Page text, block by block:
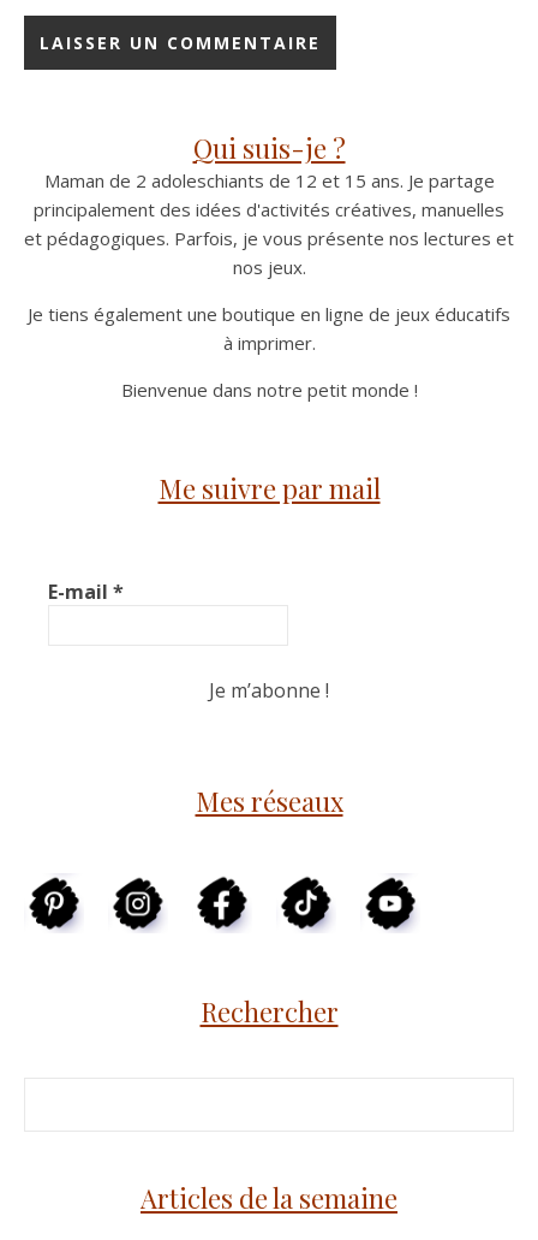
Qui suis-je ?
Maman de 2 adoleschiants de 12 et 15 ans. Je partage
principalement des idées d'activités créatives, manuelles
et pédagogiques. Parfois, je vous présente nos lectures et
nos jeux.
Je tiens également une boutique en ligne de jeux éducatifs
à imprimer.
Bienvenue dans notre petit monde !
Me suivre par mail
E-mail *
Mes réseaux
Rechercher
Articles de la semaine